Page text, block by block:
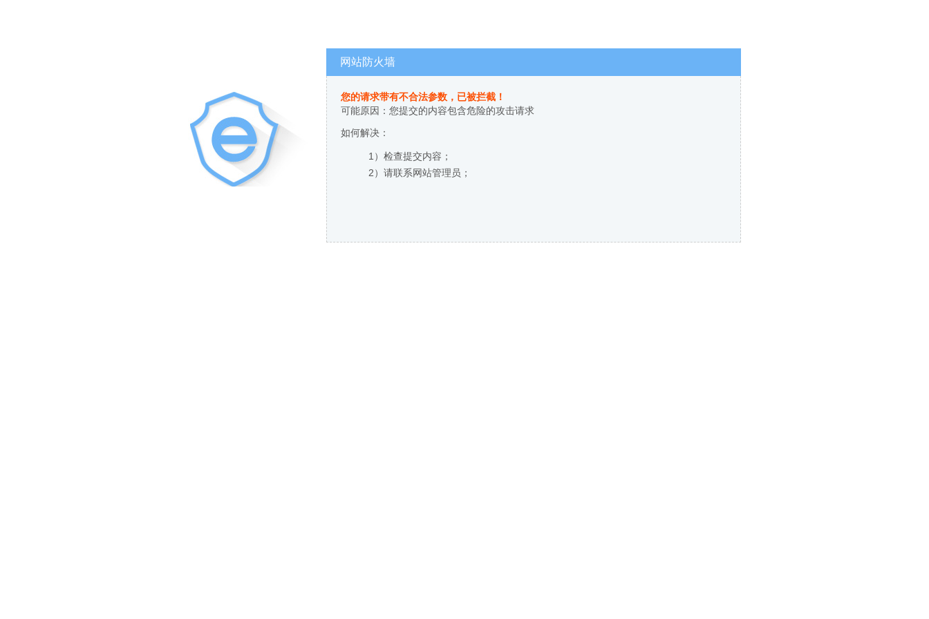
网站防火墙
您的请求带有不合法参数，已被拦截！
可能原因：您提交的内容包含危险的攻击请求
如何解决：
1）检查提交内容；
2）请联系网站管理员；